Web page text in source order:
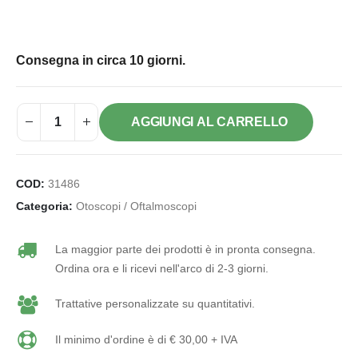
Consegna in circa 10 giorni.
AGGIUNGI AL CARRELLO
COD: 31486
Categoria: Otoscopi / Oftalmoscopi
La maggior parte dei prodotti è in pronta consegna.
Ordina ora e li ricevi nell'arco di 2-3 giorni.
Trattative personalizzate su quantitativi.
Il minimo d'ordine è di € 30,00 + IVA